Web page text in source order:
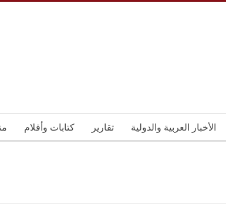
الأخبار العربية والدولية تقارير كتابات وأقلام